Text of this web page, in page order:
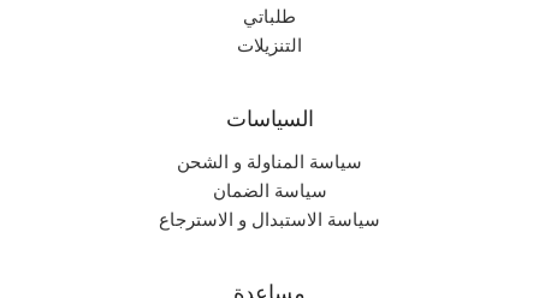
طلباتي
التنزيلات
السياسات
سياسة المناولة و الشحن
سياسة الضمان
سياسة الاستبدال و الاسترجاع